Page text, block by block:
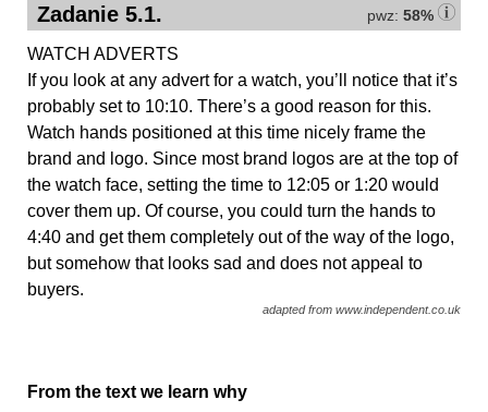
pwz: 58%
Zadanie 5.1.
WATCH ADVERTS
If you look at any advert for a watch, you’ll notice that it’s
probably set to 10:10. There’s a good reason for this.
Watch hands positioned at this time nicely frame the
brand and logo. Since most brand logos are at the top of
the watch face, setting the time to 12:05 or 1:20 would
cover them up. Of course, you could turn the hands to
4:40 and get them completely out of the way of the logo,
but somehow that looks sad and does not appeal to
buyers.
adapted from www.independent.co.uk
From the text we learn why